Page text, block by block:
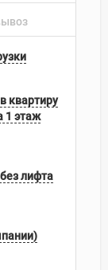
квартиру
1 этаж
лифта